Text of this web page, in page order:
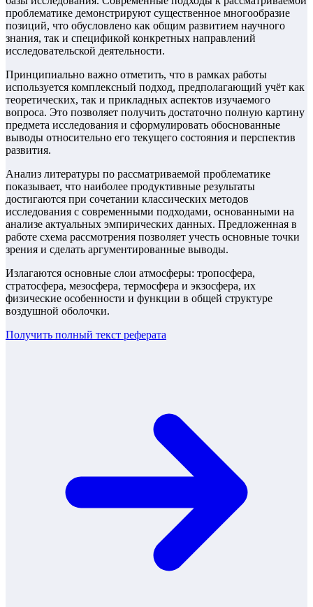
проблематике демонстрируют существенное многообразие
позиций, что обусловлено как общим развитием научного
знания, так и спецификой конкретных направлений
исследовательской деятельности.
Принципиально важно отметить, что в рамках работы
используется комплексный подход, предполагающий учёт как
теоретических, так и прикладных аспектов изучаемого
вопроса. Это позволяет получить достаточно полную картину
предмета исследования и сформулировать обоснованные
выводы относительно его текущего состояния и перспектив
развития.
Анализ литературы по рассматриваемой проблематике
показывает, что наиболее продуктивные результаты
достигаются при сочетании классических методов
исследования с современными подходами, основанными на
анализе актуальных эмпирических данных. Предложенная в
работе схема рассмотрения позволяет учесть основные точки
зрения и сделать аргументированные выводы.
Излагаются основные слои атмосферы: тропосфера,
стратосфера, мезосфера, термосфера и экзосфера, их
физические особенности и функции в общей структуре
воздушной оболочки.
Получить полный текст реферата